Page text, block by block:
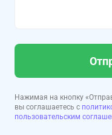
Нажимая на кнопку
вы соглашаетесь с
пользовательским